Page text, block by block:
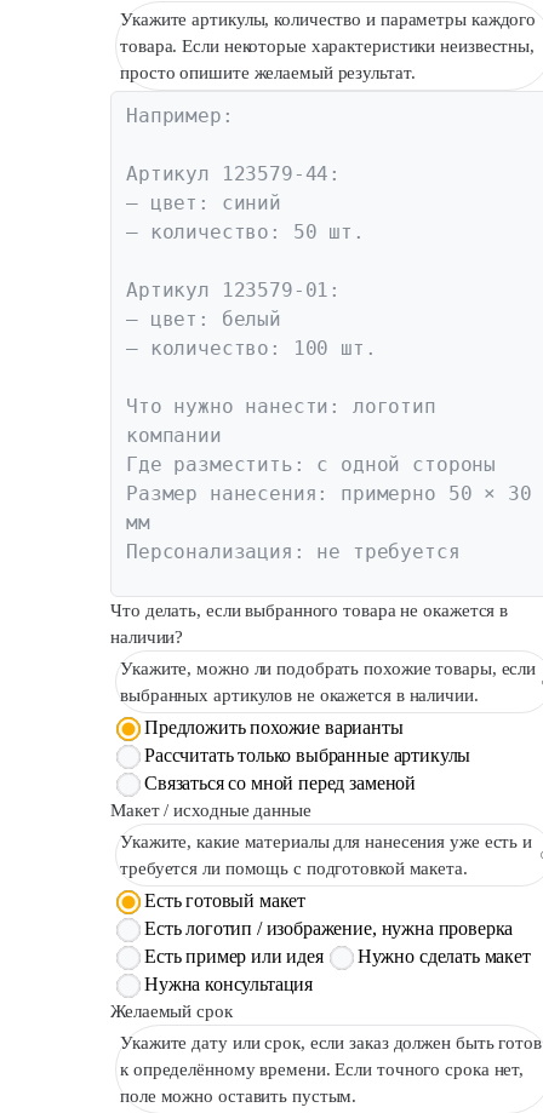
Укажите артикулы, количество и параметры каждого
товара. Если некоторые характеристики неизвестны,
просто опишите желаемый результат.
Что делать, если выбранного товара не окажется в
наличии?
Укажите, можно ли подобрать похожие товары, если
выбранных артикулов не окажется в наличии.
Предложить похожие варианты
Рассчитать только выбранные артикулы
Связаться со мной перед заменой
Макет / исходные данные
Укажите, какие материалы для нанесения уже есть и
требуется ли помощь с подготовкой макета.
Есть готовый макет
Есть логотип / изображение, нужна проверка
Есть пример или идея
Нужно сделать макет
Нужна консультация
Желаемый срок
Укажите дату или срок, если заказ должен быть готов
к определённому времени. Если точного срока нет,
поле можно оставить пустым.